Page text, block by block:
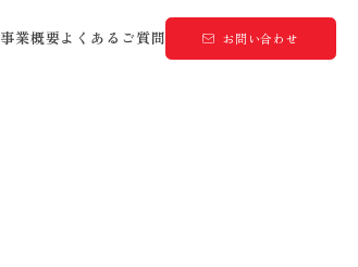
事業概要よくあるご質問 お問い合わせ